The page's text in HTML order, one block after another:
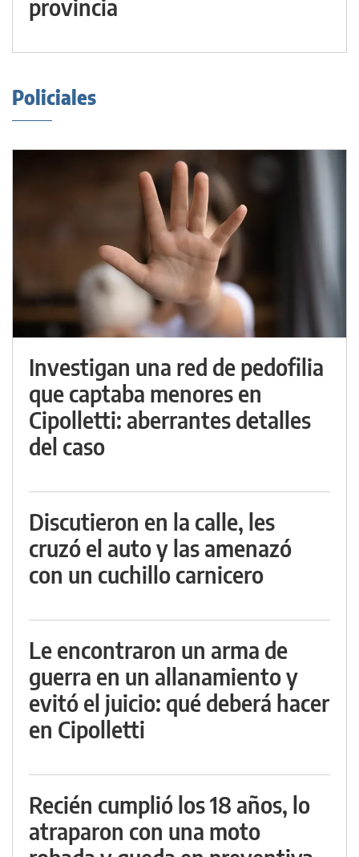
provincia
Policiales
Investigan una red de pedofilia
que captaba menores en
Cipolletti: aberrantes detalles
del caso
Discutieron en la calle, les
cruzó el auto y las amenazó
con un cuchillo carnicero
Le encontraron un arma de
guerra en un allanamiento y
evitó el juicio: qué deberá hacer
en Cipolletti
Recién cumplió los 18 años, lo
atraparon con una moto